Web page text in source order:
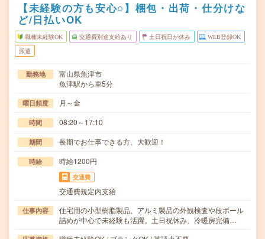
【未経験の方も安心○】梱包・出荷・仕分けな
ど/日払いOK
職種未経験OK 交通費別途支給あり 土日祝日が休み WEB登録OK
派遣
勤務地
富山県魚津市
魚津駅から車5分
曜日頻度 月～金
時間 08:20～17:10
期間 長期でお仕事できる方、大歓迎！
時給 時給1200円
交通費
交通費規定内支給
仕事内容
住宅用の小型樹脂製品、アルミ製品の外観検査や段ボール
詰めが中心で未経験も活躍。土日祝休み、冷暖房完備…